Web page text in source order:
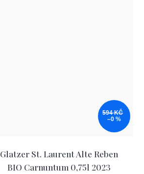
594 KČ
–0 %
Glatzer St. Laurent Alte Reben
BIO Carnuntum 0,75l 2023